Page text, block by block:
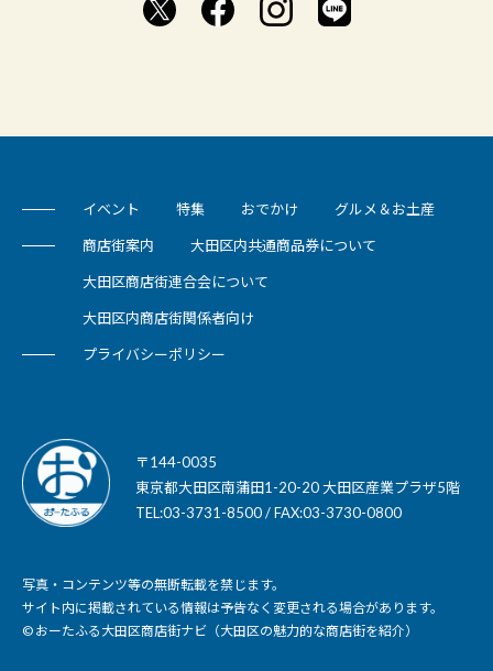
イベント 特集 おでかけ グルメ＆お土産
商店街案内 大田区内共通商品券について
大田区商店街連合会について
大田区内商店街関係者向け
プライバシーポリシー
〒144-0035
東京都大田区南蒲田1-20-20 大田区産業プラザ5階
TEL:03-3731-8500 / FAX:03-3730-0800
写真・コンテンツ等の無断転載を禁じます。
サイト内に掲載されている情報は予告なく変更される場合があります。
© おーたふる大田区商店街ナビ（大田区の魅力的な商店街を紹介）